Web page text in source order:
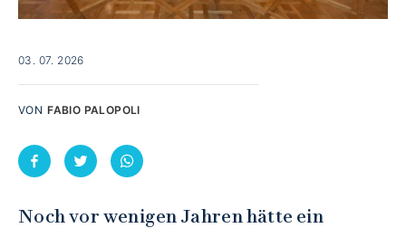
03. 07. 2026
FABIO PALOPOLI
VON
Noch vor wenigen Jahren hätte ein